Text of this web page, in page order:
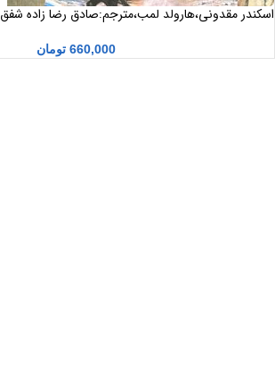
اسکندر مقدونی،هارولد لمب،مترجم:صادق رضا زاده شفق
660,000 تومان